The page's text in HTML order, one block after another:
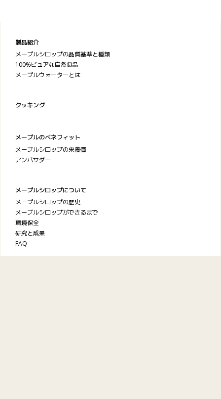
製品紹介
メープルシロップの品質基準と種類
100%ピュアな自然食品
メープルウォーターとは
クッキング
メープルのベネフィット
メープルシロップの栄養価
アンバサダー
メープルシロップについて
メープルシロップの歴史
メープルシロップができるまで
環境保全
研究と成果
FAQ